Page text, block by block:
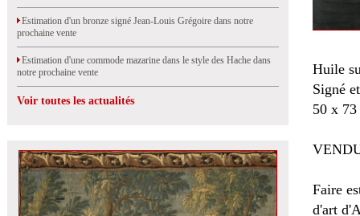
Estimation d'un bronze signé Jean-Louis Grégoire dans notre
prochaine vente
Estimation d'une commode mazarine dans le style des Hache dans
notre prochaine vente
Voir toutes les actualités
Huile
Signé
50 x
Faire
d'art